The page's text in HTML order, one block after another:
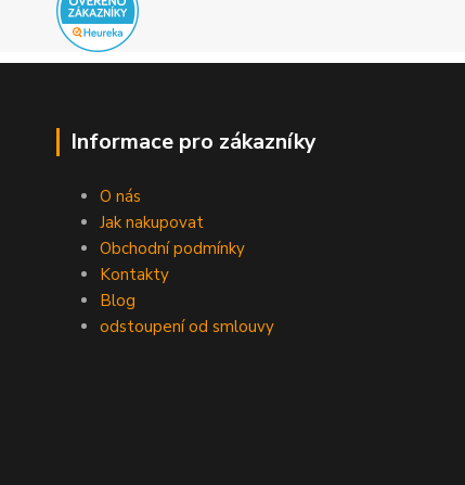
Informace pro zákazníky
O nás
Jak nakupovat
Obchodní podmínky
Kontakty
Blog
odstoupení od smlouvy